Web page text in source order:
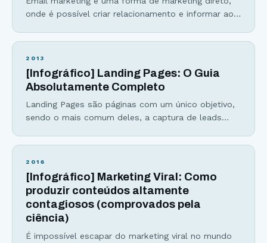
onde é possível criar relacionamento e informar ao
tem uma estratégia de email marketing criativo, nem
Aqui estão as principais
2013
[Infográfico] Landing Pages: O Guia
Absolutamente Completo
Landing Pages são páginas com um único objetivo,
sendo o mais comum deles, a captura de leads
estratégia de marketing bem sucedida e podem
conversão de um produto ou
2016
[Infográfico] Marketing Viral: Como
produzir conteúdos altamente
contagiosos (comprovados pela
ciência)
É impossível escapar do marketing viral no mundo